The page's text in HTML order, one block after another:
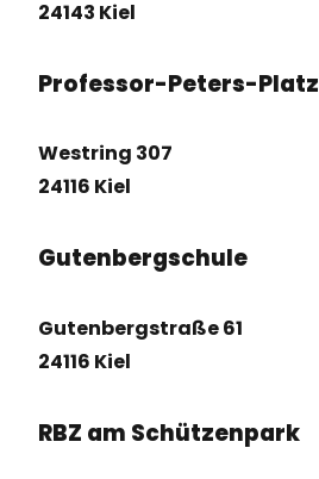
24143 Kiel
Professor-Peters-Platz
Westring 307
24116 Kiel
Gutenbergschule
Gutenbergstraße 61
24116 Kiel
RBZ am Schützenpark